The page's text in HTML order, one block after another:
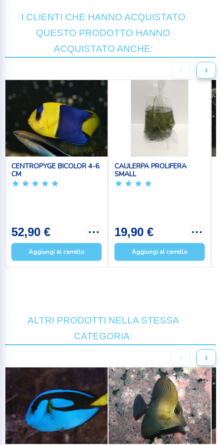
I CLIENTI CHE HANNO ACQUISTATO
QUESTO PRODOTTO HANNO
ACQUISTATO ANCHE:
‹ ›
CENTROPYGE BICOLOR 4-6
CM
52,90 €
Aggiungi al carrello
CAULERPA PROLIFERA
SMALL
19,90 €
Aggiungi al carrello
ALTRI PRODOTTI NELLA STESSA
CATEGORIA:
‹ ›